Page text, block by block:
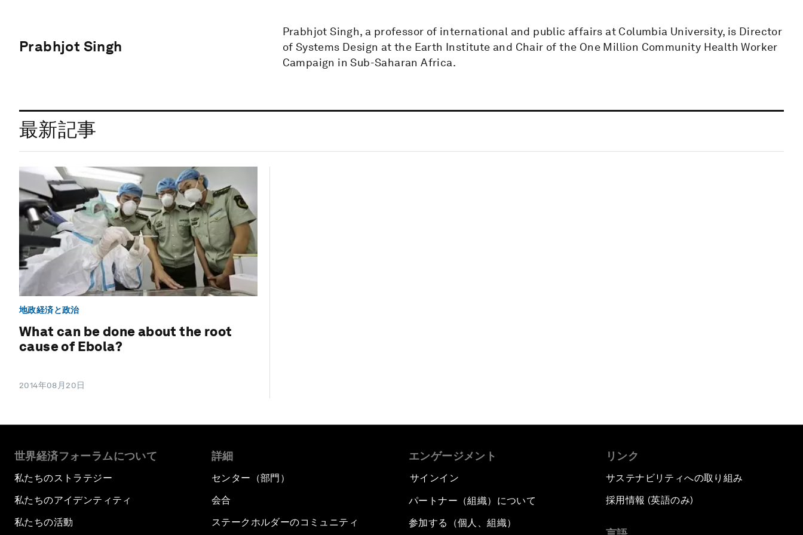
Prabhjot Singh
Prabhjot Singh, a professor of international and public affairs at Columbia University, is Director
of Systems Design at the Earth Institute and Chair of the One Million Community Health Worker
Campaign in Sub-Saharan Africa.
最新記事
地政経済と政治
What can be done about the root
cause of Ebola?
2014年08月20日
世界経済フォーラムについて
私たちのストラテジー
私たちのアイデンティティ
私たちの活動
詳細
センター（部門）
会合
ステークホルダーのコミュニティ
エンゲージメント
サインイン
パートナー（組織）について
参加する（個人、組織）
リンク
サステナビリティへの取り組み
採用情報 (英語のみ)